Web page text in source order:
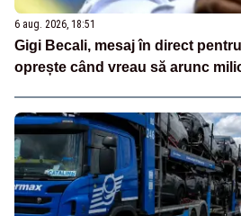
6 aug. 2026, 18:51
Gigi Becali, mesaj în direct
oprește când vreau să arunc